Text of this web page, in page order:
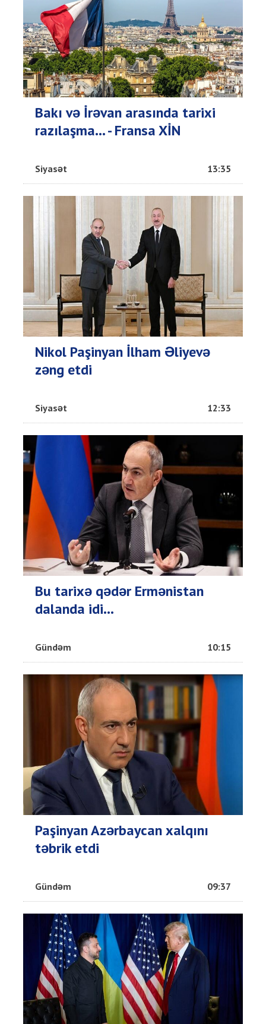
Bakı və İrəvan arasında tarixi
razılaşma... - Fransa XİN
Siyasət 13:35
Nikol Paşinyan İlham Əliyevə
zəng etdi
Siyasət 12:33
Bu tarixə qədər Ermənistan
dalanda idi...
Gündəm 10:15
Paşinyan Azərbaycan xalqını
təbrik etdi
Gündəm 09:37